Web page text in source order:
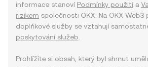
informace stanoví Podmínky použitía
rizikem společnosti OKX. Na OKX Web3
doplňkové služby se vztahují
poskytování služeb
Prohlížíte si obsah, který byl shrnut